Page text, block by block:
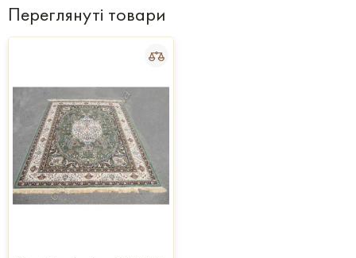
Переглянуті товари